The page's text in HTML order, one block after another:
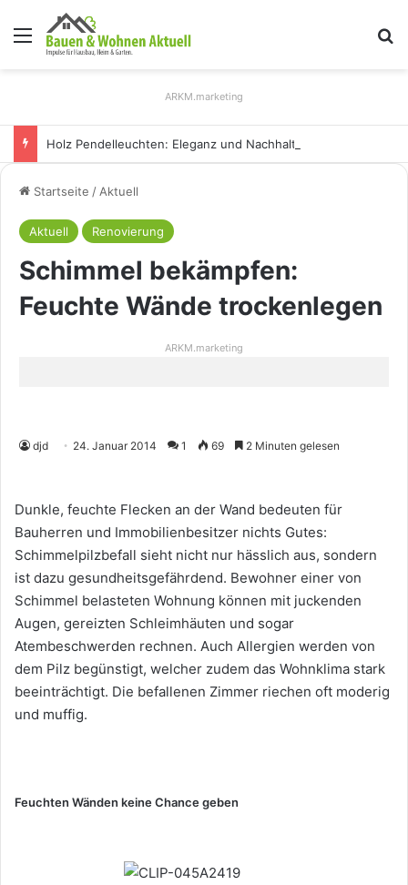
Menü
ARKM.marketing
Startseite / Aktuell
Aktuell Renovierung
Schimmel bekämpfen:
Feuchte Wände trockenlegen
ARKM.marketing
djd 24. Januar 2014 1 69 2 Minuten gelesen
Dunkle, feuchte Flecken an der Wand bedeuten für
Bauherren und Immobilienbesitzer nichts Gutes:
Schimmelpilzbefall sieht nicht nur hässlich aus, sondern
ist dazu gesundheitsgefährdend. Bewohner einer von
Schimmel belasteten Wohnung können mit juckenden
Augen, gereizten Schleimhäuten und sogar
Atembeschwerden rechnen. Auch Allergien werden von
dem Pilz begünstigt, welcher zudem das Wohnklima stark
beeinträchtigt. Die befallenen Zimmer riechen oft moderig
und muffig.
Feuchten Wänden keine Chance geben